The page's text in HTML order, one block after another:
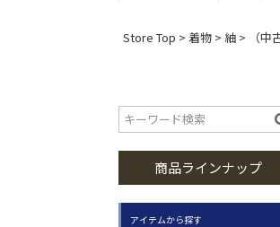
Store Top 着物 紬 （
商品ラインナップ
アイテムから探す